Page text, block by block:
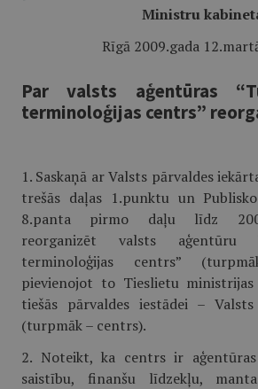
Ministru
Rīgā 2009.gada
Par valsts aģentūras
terminoloģijas centrs”
1. Saskaņā ar Valsts pārvaldes
trešās daļas 1.punktu un
8.panta pirmo daļu līdz
reorganizēt valsts aģentūru
terminoloģijas centrs”
pievienojot to Tieslietu ministrijas
tiešās pārvaldes iestādei –
(turpmāk – centrs).
2. Noteikt, ka centrs ir
saistību, finanšu līdzekļu,